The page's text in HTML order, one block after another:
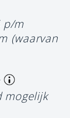
p/m
(waarvan
mogelijk